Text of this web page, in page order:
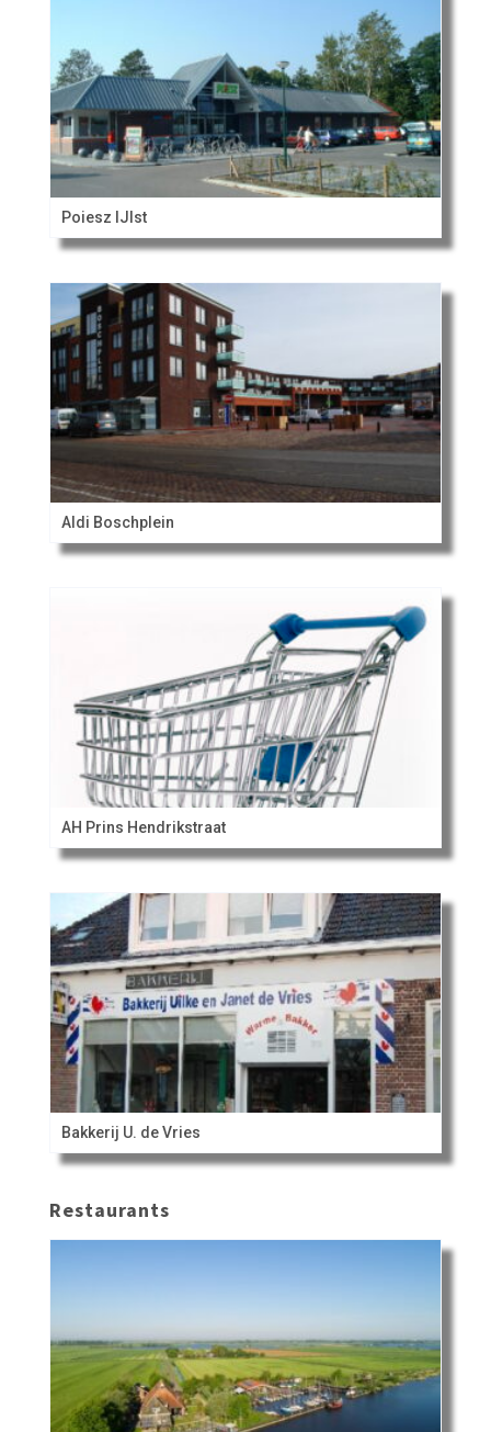
Poiesz IJlst
Aldi Boschplein
AH Prins Hendrikstraat
Bakkerij U. de Vries
Restaurants